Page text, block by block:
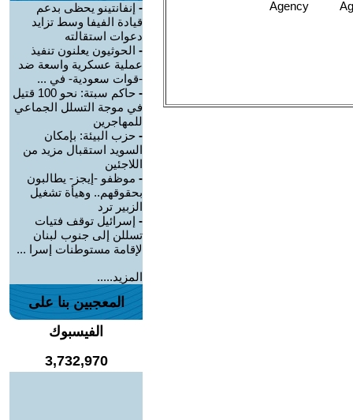
- إنفانتينو يحظى بدعم
قيادة الفيفا وسط تزايد
دعوات استقالته
- الحوثيون يعلنون تنفيذ
عملية عسكرية واسعة ضد
-قوات سعودية- في ...
-
حاكم سبتة: نحو 100 قتيل
في موجة التسلل الجماعي
للمهاجرين
- حزب البيئة: بإمكان
السويد استقبال مزيد من
اللاجئين
- موظفو -إيجز- يطالبون
بحقوقهم.. وهيأة تشغيل
الزبير ترد
- إسرائيل توقف فتيات
تسللن إلى جنوب لبنان
لإقامة مستوطنات إسرا ...
المزيد.....
المعجبين بنا على
الفيسبوك
3,732,970